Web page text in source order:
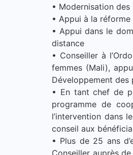
• Modernisation
• Appui à la réforme
• Appui dans le
distance
• Conseiller à
femmes (Mali),
Développement des
• En tant chef de
programme de
l’intervention dans
conseil aux
• Plus de 25 ans
Conseiller auprès